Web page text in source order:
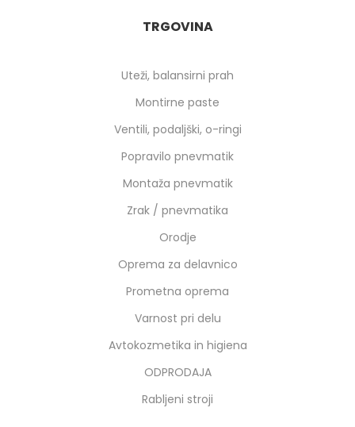
TRGOVINA
Uteži, balansirni prah
Montirne paste
Ventili, podaljški, o-ringi
Popravilo pnevmatik
Montaža pnevmatik
Zrak / pnevmatika
Orodje
Oprema za delavnico
Prometna oprema
Varnost pri delu
Avtokozmetika in higiena
ODPRODAJA
Rabljeni stroji